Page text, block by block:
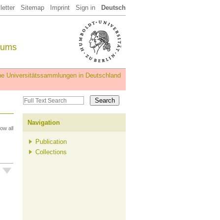
Sitemap Imprint Sign in Deutsch
Universitätssammlungen in Deutschland
all
Navigation
Publication
Collections